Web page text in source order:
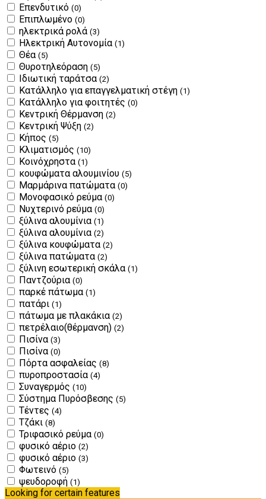
Επενδυτικό (0)
Επιπλωμένο (0)
ηλεκτρικά ρολά (3)
Ηλεκτρική Αυτονομία (1)
Θέα (5)
Θυροτηλεόραση (5)
Ιδιωτική ταράτσα (2)
Κατάλληλο για επαγγελματική στέγη (1)
Κατάλληλο για φοιτητές (0)
Κεντρική Θέρμανση (2)
Κεντρική Ψύξη (2)
Κήπος (5)
Κλιματισμός (10)
Κοινόχρηστα (1)
κουφώματα αλουμινίου (5)
Μαρμάρινα πατώματα (0)
Μονοφασικό ρεύμα (0)
Νυχτερινό ρεύμα (0)
ξύλινα αλουμίνια (1)
ξύλινα αλουμίνια (2)
ξύλινα κουφώματα (2)
ξύλινα πατώματα (2)
ξύλινη εσωτερική σκάλα (1)
Παντζούρια (0)
παρκέ πάτωμα (1)
πατάρι (1)
πάτωμα με πλακάκια (2)
πετρέλαιο(θέρμανση) (2)
Πισίνα (3)
Πισίνα (0)
Πόρτα ασφαλείας (8)
πυροπροστασία (4)
Συναγερμός (10)
Σύστημα Πυρόσβεσης (5)
Τέντες (4)
Τζάκι (8)
Τριφασικό ρεύμα (0)
φυσικό αέριο (2)
φυσικό αέριο (3)
Φωτεινό (5)
ψευδοροφή (1)
Looking for certain features